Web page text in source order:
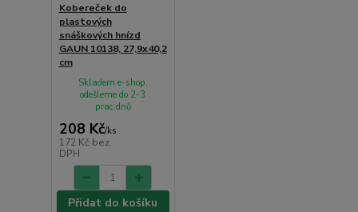
Kobereček do
plastových
snáškových hnízd
GAUN 10138, 27,9x40,2
cm
208 Kč/ks
172 Kč bez
DPH
Skladem e-shop,
odešleme do 2-3
prac.dnů
Přidat do košíku